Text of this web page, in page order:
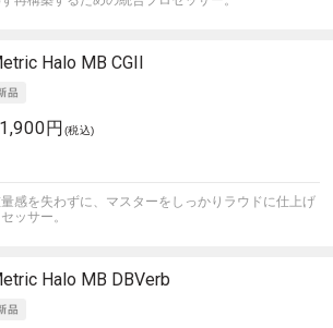
Halo MB CGII
円 (税込)
感を失わずに、マスターをしっかりラウドに仕上げ
ッサー。
Halo MB DBVerb